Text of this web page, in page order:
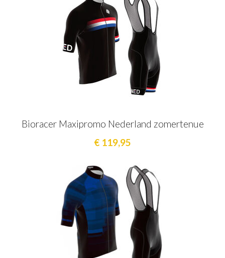
Bioracer Maxipromo Nederland zomertenue
€ 119,95